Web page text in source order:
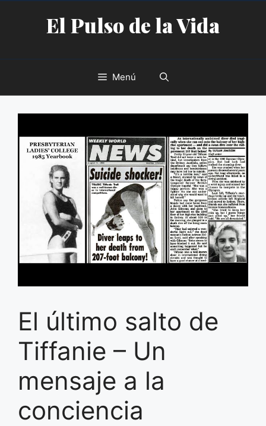
contenidoEl Pulso de la Vida
Menú
El último salto de
Tiffanie – Un
mensaje a la
conciencia